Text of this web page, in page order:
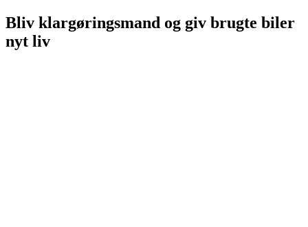
Bliv klargøringsmand og giv brugte biler
nyt liv